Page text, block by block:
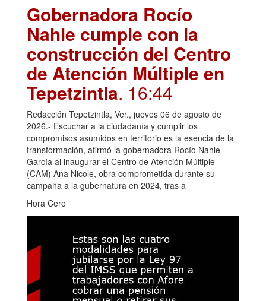
Gobernadora Rocío
Nahle cumple con la
construcción del Centro
de Atención Múltiple en
Tepetzintla. 16:44
Redacción Tepetzintla, Ver., jueves 06 de agosto de
2026.- Escuchar a la ciudadanía y cumplir los
compromisos asumidos en territorio es la esencia de la
transformación, afirmó la gobernadora Rocío Nahle
García al inaugurar el Centro de Atención Múltiple
(CAM) Ana Nicole, obra comprometida durante su
campaña a la gubernatura en 2024, tras a
Hora Cero